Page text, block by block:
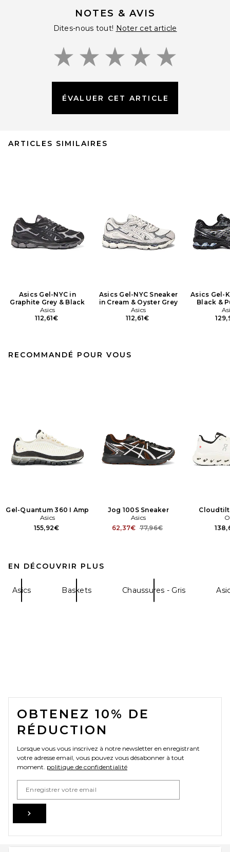
NOTES & AVIS
Dites-nous tout! Noter cet article
ÉVALUER CET ARTICLE
ARTICLES SIMILAIRES
Asics Gel-NYC in
Graphite Grey & Black
Asics
112,61€
Asics Gel-NYC Sneaker
in Cream & Oyster Grey
Asics
112,61€
Asics Gel-
Black &
RECOMMANDÉ POUR VOUS
Gel-Quantum 360 I Amp
Asics
155,92€
Jog 100S Sneaker
Asics
62,37€ Previous price:
77,96€
Cloudtilt
EN DÉCOUVRIR PLUS
Asics Baskets Chaussures - Gris
FOOTER
OBTENEZ 10% DE
RÉDUCTION
Lorsque vous vous inscrivez à notre newsletter en enregistrant
votre adresse email, vous pouvez vous désabonner à tout
moment. politique de confidentialité